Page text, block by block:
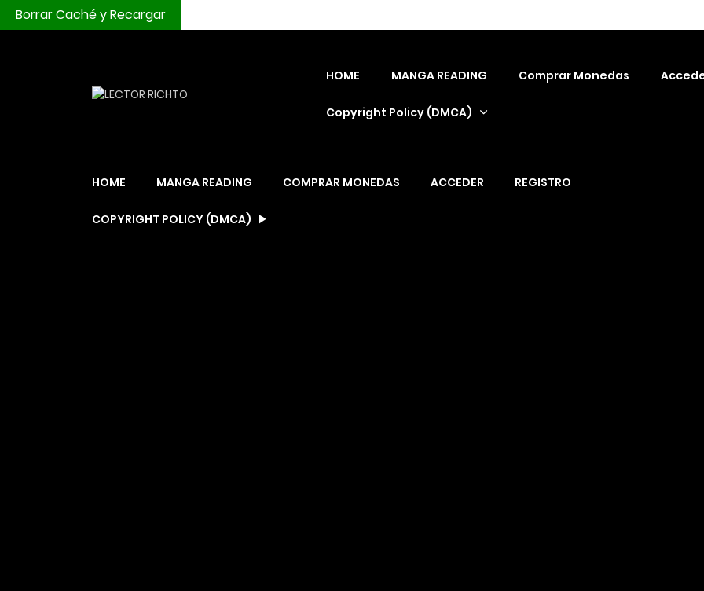
Borrar Caché y Recargar
HOME MANGA READING Comprar Monedas
Copyright Policy (DMCA)
HOME MANGA READING COMPRAR MONEDAS ACCEDER REGISTRO
COPYRIGHT POLICY (DMCA)